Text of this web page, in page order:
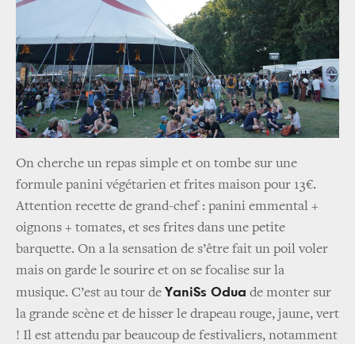
On cherche un repas simple et on tombe sur une
formule panini végétarien et frites maison pour 13€.
Attention recette de grand-chef : panini emmental +
oignons + tomates, et ses frites dans une petite
barquette. On a la sensation de s’être fait un poil voler
mais on garde le sourire et on se focalise sur la
musique. C’est au tour de YaniSs Odua de monter sur
la grande scène et de hisser le drapeau rouge, jaune, vert
! Il est attendu par beaucoup de festivaliers, notamment